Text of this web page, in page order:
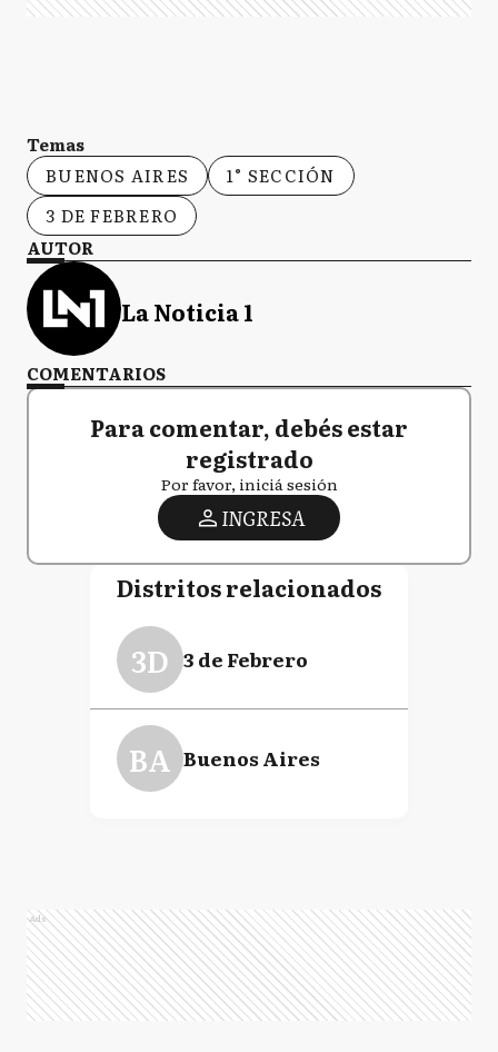
Temas
BUENOS AIRES
1° SECCIÓN
3 DE FEBRERO
AUTOR
La Noticia 1
COMENTARIOS
Para comentar, debés estar
registrado
Por favor, iniciá sesión
INGRESA
Distritos relacionados
3D 3 de Febrero
BA Buenos Aires
Ads